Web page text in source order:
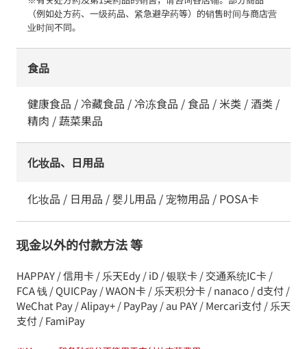
（例如处方药、一级药品、紧急避孕药等）的销售时间与商店营
业时间不同。
食品
健康食品 / 冷藏食品 / 冷冻食品 / 食品 / 米类 / 酒类 /
精肉 / 蔬菜果品
化妆品、日用品
化妆品 / 日用品 / 婴儿用品 / 宠物用品 / POSA卡
现金以外的付款方法 等
HAPPAY / 信用卡 / 乐天Edy / iD / 银联卡 / 交通系统IC卡 /
FCA 钱 / QUICPay / WAON卡 / 乐天积分卡 / nanaco / d支付 /
WeChat Pay / Alipay+ / PayPay / au PAY / Mercari支付 / 乐天
支付 / FamiPay